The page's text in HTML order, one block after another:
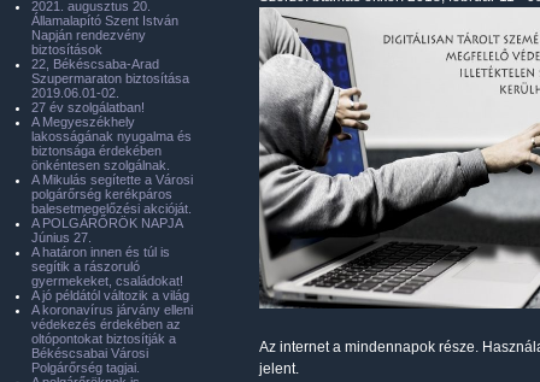
Az internet a mindennapok része.
jelent.
2021. augusztus 20.
Államalapító Szent István
Napján rendezvény
biztosítások
22, Békéscsaba-Arad
Szupermaraton biztosítása
2019.06.01-02.
27 év szolgálatban!
A Megyeszékhely
lakosságának nyugalma és
biztonsága érdekében
önkéntesen szolgálnak.
A Mikulás segítette a Városi
polgárőrség kerékpáros
balesetmegelőzési akcióját.
A POLGÁRŐRÖK NAPJA
Június 27.
A határon innen és túl is
segítik a rászoruló
gyermekeket, családokat!
A jó példától változik a világ
A koronavírus járvány elleni
védekezés érdekében az
oltópontokat biztosítják a
Békéscsabai Városi
Polgárőrség tagjai.